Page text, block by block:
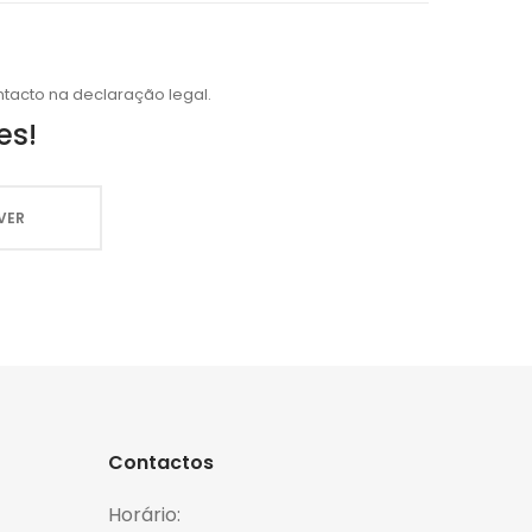
na declaração legal.
Contactos
Horário: